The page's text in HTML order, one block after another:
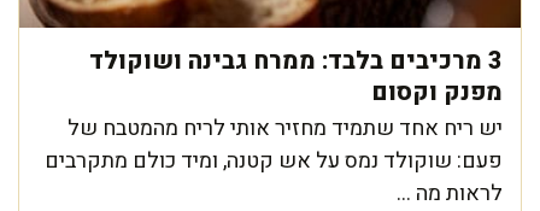
3 מרכיבים בלבד: ממרח גבינה ושוקולד
מפנק וקסום
יש ריח אחד שתמיד מחזיר אותי לריח מהמטבח של
פעם: שוקולד נמס על אש קטנה, ומיד כולם מתקרבים
לראות מה ...